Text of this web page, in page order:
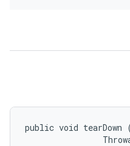
public void tearDown